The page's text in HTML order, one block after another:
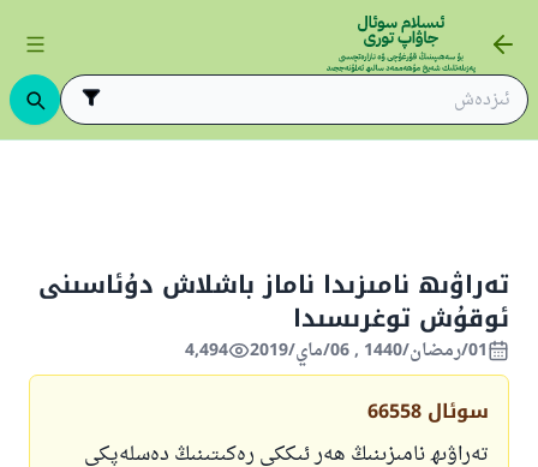
تەراۋىھ نامىزىدا ناماز باشلاش دۇئاسىنى
ئوقۇش توغرىسىدا
01/رمضان/1440 , 06/ماي/2019 4,494
سوئال 66558
تەراۋىھ نامىزىنىڭ ھەر ئىككى رەكىتىنىڭ دەسلەپكى